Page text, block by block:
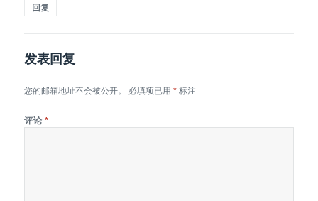
回复
发表回复
您的邮箱地址不会被公开。 必填项已用* 标注
评论 *